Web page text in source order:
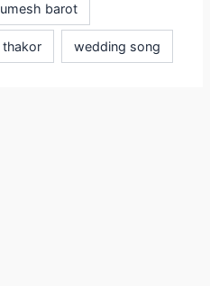
umesh barot
thakor wedding song